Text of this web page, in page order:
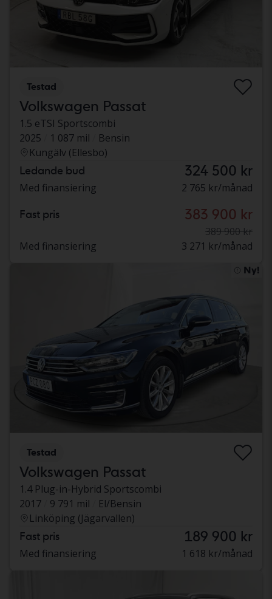
Testad
Volkswagen Passat
1.5 eTSI Sportscombi
2025
1 087 mil
Bensin
Kungälv (Ellesbo)
Ledande bud 324 500 kr
Med finansiering 2 765 kr/månad
Fast pris 383 900 kr
389 900 kr
Med finansiering
3 271 kr/månad
Ny!
Testad
Volkswagen Passat
1.4 Plug-in-Hybrid Sportscombi
2017
9 791 mil
El/Bensin
Linköping (Jägarvallen)
Fast pris 189 900 kr
Med finansiering 1 618 kr/månad